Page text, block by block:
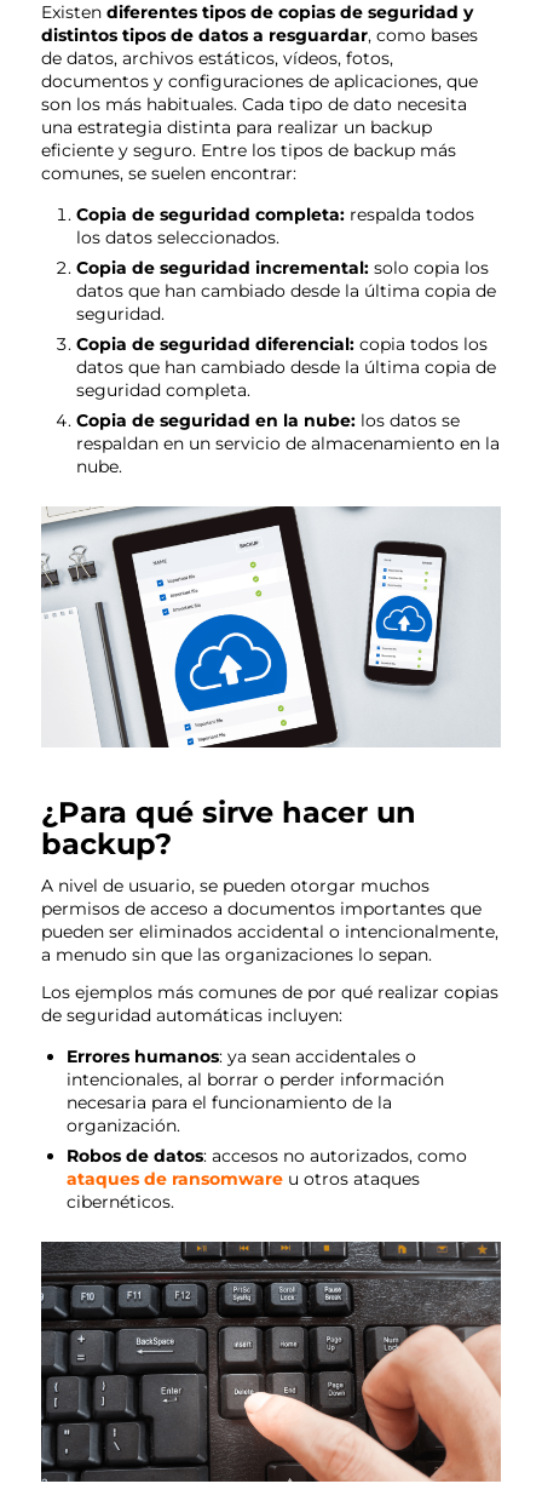
Existen diferentes tipos de copias de seguridad y
distintos tipos de datos a resguardar, como bases
de datos, archivos estáticos, vídeos, fotos,
documentos y configuraciones de aplicaciones, que
son los más habituales. Cada tipo de dato necesita
una estrategia distinta para realizar un backup
eficiente y seguro. Entre los tipos de backup más
comunes, se suelen encontrar:
Copia de seguridad completa: respalda todos
los datos seleccionados.
Copia de seguridad incremental:solo copia los
datos que han cambiado desde la última copia de
seguridad.
Copia de seguridad diferencial:copia todos los
datos que han cambiado desde la última copia de
seguridad completa.
Copia de seguridad en la nube: los datos se
respaldan en un servicio de almacenamiento en la
nube.
¿Para qué sirve hacer un
backup?
A nivel de usuario, se pueden otorgar muchos
permisos de acceso a documentos importantes que
pueden ser eliminados accidental o intencionalmente,
a menudo sin que las organizaciones lo sepan.
Los ejemplos más comunes de por qué realizar copias
de seguridad automáticas incluyen:
Errores humanos: ya sean accidentales o
intencionales, al borrar o perder información
necesaria para el funcionamiento de la
organización.
Robos de datos: accesos no autorizados, como
ataques de ransomwareu otros ataques
cibernéticos.